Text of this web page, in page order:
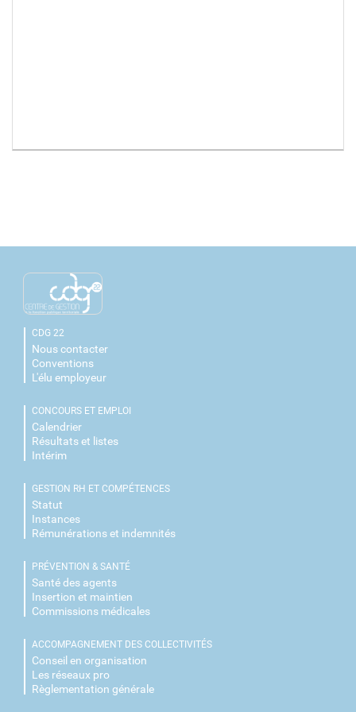
CDG 22
Nous contacter
Conventions
L'élu employeur
CONCOURS ET EMPLOI
Calendrier
Résultats et listes
Intérim
GESTION RH ET COMPÉTENCES
Statut
Instances
Rémunérations et indemnités
PRÉVENTION & SANTÉ
Santé des agents
Insertion et maintien
Commissions médicales
ACCOMPAGNEMENT DES COLLECTIVITÉS
Conseil en organisation
Les réseaux pro
Règlementation générale